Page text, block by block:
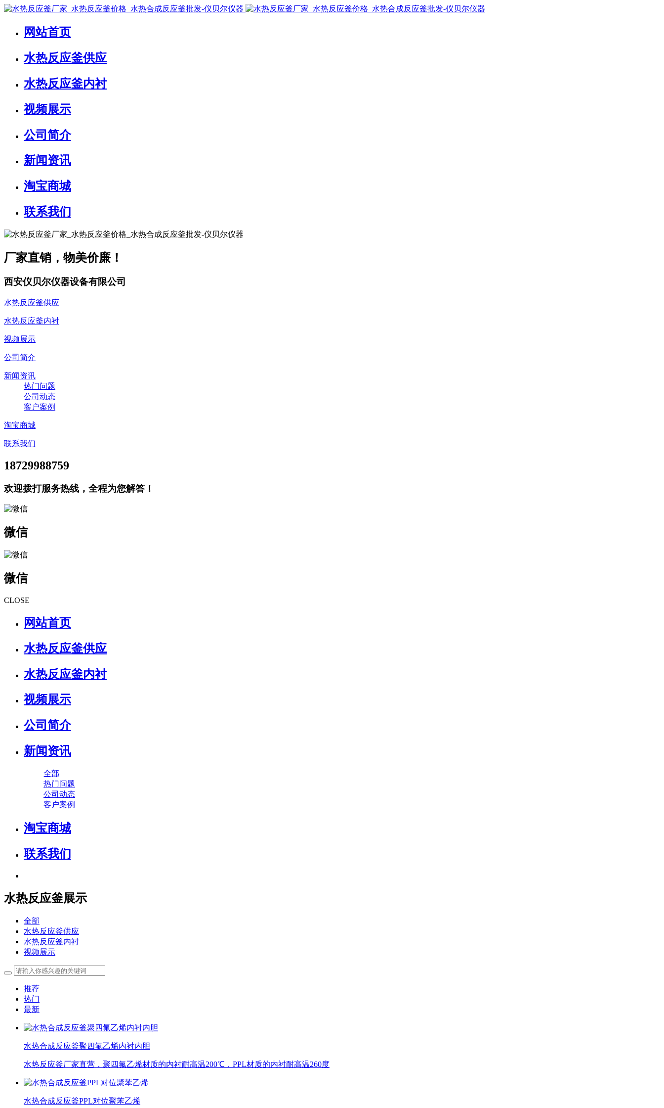
网站首页
水热反应釜供应
水热反应釜内衬
视频展示
公司简介
新闻资讯
淘宝商城
联系我们
厂家直销，物美价廉！
西安仪贝尔仪器设备有限公司
水热反应釜供应
水热反应釜内衬
视频展示
公司简介
新闻资讯
热门问题
公司动态
客户案例
淘宝商城
联系我们
18729988759
欢迎拨打服务热线，全程为您解答！
微信
微信
CLOSE
网站首页
水热反应釜供应
水热反应釜内衬
视频展示
公司简介
新闻资讯
全部
热门问题
公司动态
客户案例
淘宝商城
联系我们
水热反应釜展示
全部
水热反应釜供应
水热反应釜内衬
视频展示
推荐
热门
最新
水热合成反应釜聚四氟乙烯内衬内胆
水热反应釜厂家直营，聚四氟乙烯材质的内衬耐高温200℃，PPL材质的内衬耐高温260度
水热合成反应釜PPL对位聚苯乙烯